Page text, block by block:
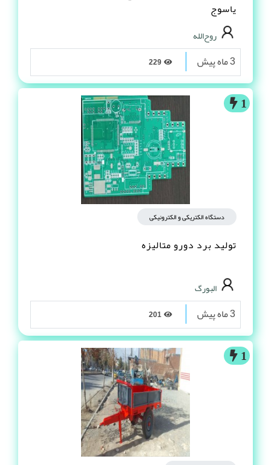
یاسوج
روح‌الله
3 ماه پیش
1
دستگاه الکتریکی و الکترونیکی
تولید برد دورو متالیزه
البورگ
3 ماه پیش
1